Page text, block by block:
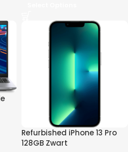
Refurbished iPhone 13 Pro
128GB Zwart